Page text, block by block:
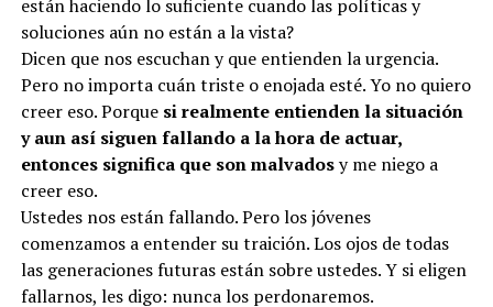
están haciendo lo suficiente cuando las políticas y
soluciones aún no están a la vista?
Dicen que nos escuchan y que entienden la urgencia.
Pero no importa cuán triste o enojada esté. Yo no quiero
creer eso. Porque si realmente entienden la situación
y aun así siguen fallando a la hora de actuar,
entonces significa que son malvadosy me niego a
creer eso.
Ustedes nos están fallando. Pero los jóvenes
comenzamos a entender su traición. Los ojos de todas
las generaciones futuras están sobre ustedes. Y si eligen
fallarnos, les digo: nunca los perdonaremos.